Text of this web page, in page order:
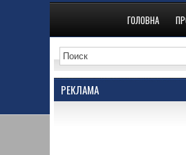
ГОЛОВНА
РЕКЛАМА